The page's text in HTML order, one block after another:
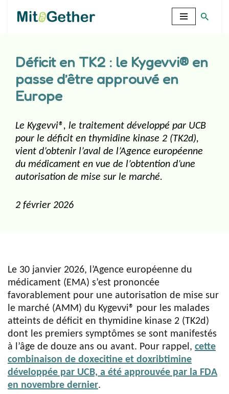
Déficit en TK2 : le Kygevvi® en
passe d’être approuvé en
Europe
Le Kygevvi®, le traitement développé par UCB
pour le déficit en thymidine kinase 2 (TK2d),
vient d’obtenir l’aval de l’Agence européenne
du médicament en vue de l’obtention d’une
autorisation de mise sur le marché.
2 février 2026
Le 30 janvier 2026, l’Agence européenne du
médicament (EMA) s’est prononcée
favorablement pour une autorisation de mise sur
le marché (AMM) du Kygevvi® pour les malades
atteints de déficit en thymidine kinase 2 (TK2d)
dont les premiers symptômes se sont manifestés
à l’âge de douze ans ou avant. Pour rappel, cette
combinaison de doxecitine et doxribtimine
développée par UCB, a été approuvée par la FDA
en novembre dernier.